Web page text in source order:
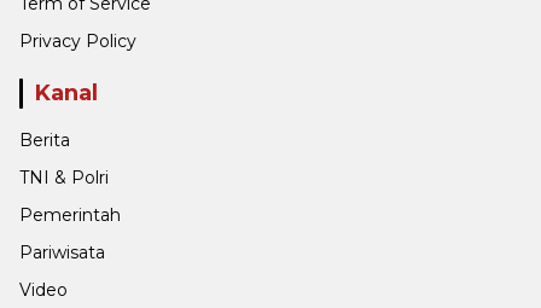
Privacy Policy
Kanal
Berita
TNI & Polri
Pemerintah
Pariwisata
Video